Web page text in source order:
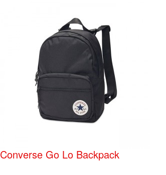
Converse Go Lo Backpack